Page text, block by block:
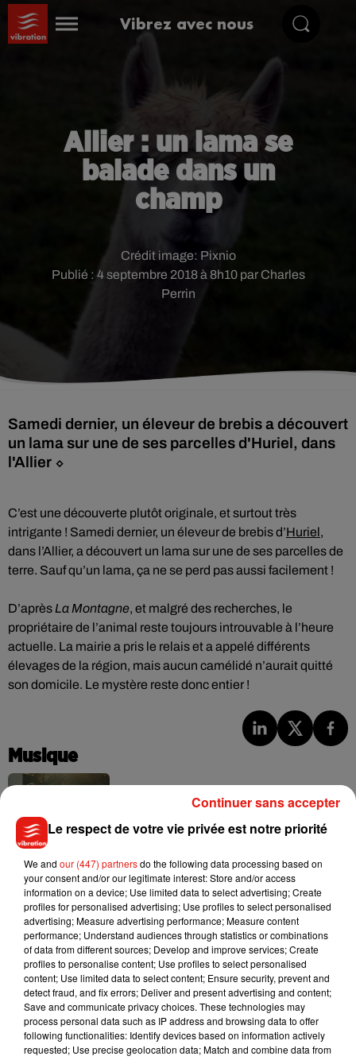
Vibrez avec nous
Allier : un lama se
balade dans un
champ
Publié : 4 septembre 2018 à 8h10 par Charles
Perrin
Crédit image: Pixnio
Samedi dernier, un éleveur de brebis a découvert
un lama sur une de ses parcelles d'Huriel, dans
l'Allier ⬦
C’est une découverte plutôt originale, et surtout très
intrigante ! Samedi dernier, un éleveur de brebis d’Huriel,
dans l’Allier, a découvert un lama sur une de ses parcelles de
terre. Sauf qu’un lama, ça ne se perd pas aussi facilement !
D’après La Montagne, et malgré des recherches, le
propriétaire de l’animal reste toujours introuvable à l’heure
actuelle. La mairie a pris le relais et a appelé différents
élevages de la région, mais aucun camélidé n’aurait quitté
son domicile. Le mystère reste donc entier !
Musique
Julien Lieb s’essaye à la vie de chatelain
dans son nouveau clip
Madonna sort enfin le remix de « Love
Sensation » avec Kylie Minogue
7 août 2026
Tayc et Didi B dévoilent le single le plus
dansant de l’année
Le respect de votre vie privée est notre priorité
We and our (447) partnersdo the following data processing based on
your consent and/or our legitimate interest: Store and/or access
information on a device; Use limited data to select advertising; Create
profiles for personalised advertising; Use profiles to select personalised
advertising; Measure advertising performance; Measure content
performance; Understand audiences through statistics or combinations
of data from different sources; Develop and improve services; Create
profiles to personalise content; Use profiles to select personalised
content; Use limited data to select content; Ensure security, prevent and
detect fraud, and fix errors; Deliver and present advertising and content;
Save and communicate privacy choices. These technologies may
process personal data such as IP address and browsing data to offer
following functionalities: Identify devices based on information actively
requested; Use precise geolocation data; Match and combine data from
Continuer sans accepter